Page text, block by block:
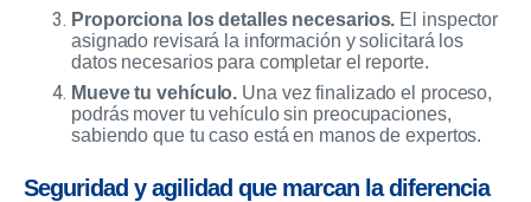
Proporciona los detalles necesarios. El inspector
asignado revisará la información y solicitará los
datos necesarios para completar el reporte.
Mueve tu vehículo. Una vez finalizado el proceso,
podrás mover tu vehículo sin preocupaciones,
sabiendo que tu caso está en manos de expertos.
Seguridad y agilidad que marcan la diferencia